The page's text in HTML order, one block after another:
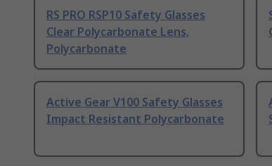
RS PRO RSP10 Safety Glasses
Clear Polycarbonate Lens,
Polycarbonate
Active Gear V100 Safety Glasses
Impact Resistant Polycarbonate